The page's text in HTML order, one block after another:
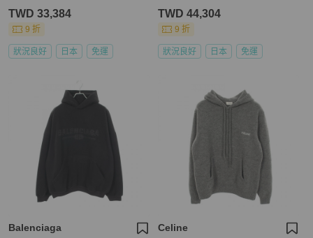
TWD 33,384
9 折
狀況良好 日本 免運
TWD 44,304
9 折
狀況良好 日本 免運
Balenciaga Celine